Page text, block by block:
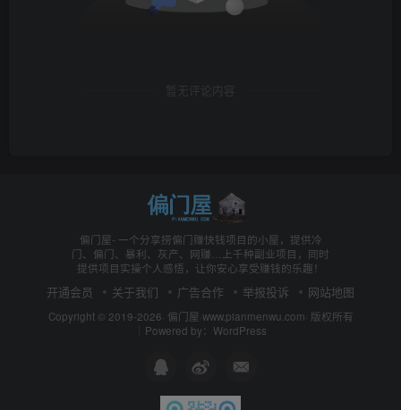
暂无评论内容
偏门屋- 一个分享捞偏门赚快钱项目的小屋，提供冷
门、偏门、暴利、灰产、网赚…上千种副业项目，同时
提供项目实操个人感悟，让你安心享受赚钱的乐趣！
开通会员 关于我们 广告合作 举报投诉 网站地图
Copyright © 2019-2026· 偏门屋·www.pianmenwu.com· 版权所有
┊Powered by：WordPress